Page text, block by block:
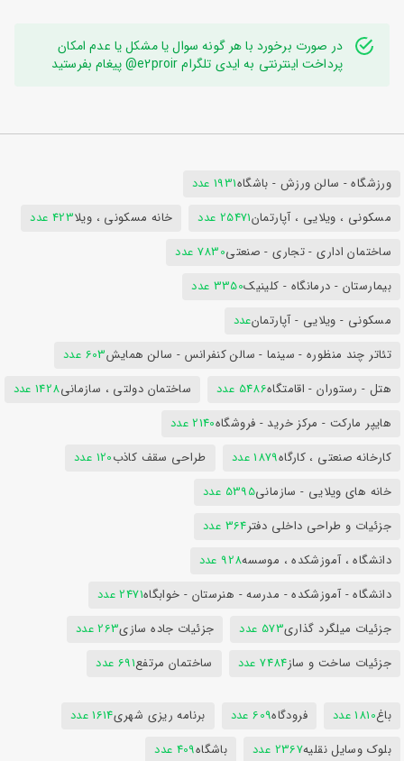
در صورت برخورد با هر گونه سوال یا مشکل یا عدم امکان
پرداخت اینترنتی به ایدی تلگرام e2proir@ پیغام بفرستید
ورزشگاه - سالن ورزش - باشگاه1931 عدد
مسکونی ، ویلایی ، آپارتمان25471 عدد خانه مسکونی ، ویلا423 عدد
ساختمان اداری - تجاری - صنعتی7830 عدد
بیمارستان - درمانگاه - کلینیک3350 عدد
مسکونی - ویلایی - آپارتمانعدد
تئاتر چند منظوره - سینما - سالن کنفرانس - سالن همایش603 عدد
هتل - رستوران - اقامتگاه5486 عدد ساختمان دولتی ، سازمانی1428 عدد
هایپر مارکت - مرکز خرید - فروشگاه2140 عدد
کارخانه صنعتی ، کارگاه1879 عدد طراحی سقف کاذب120 عدد
خانه های ویلایی - سازمانی5395 عدد
جزئیات و طراحی داخلی دفتر364 عدد
دانشگاه ، آموزشکده ، موسسه928 عدد
دانشگاه - آموزشکده - مدرسه - هنرستان - خوابگاه2471 عدد
جزئیات میلگرد گذاری573 عدد جزئیات جاده سازی263 عدد
جزئیات ساخت و ساز7484 عدد ساختمان مرتفع691 عدد
باغ1810 عدد فرودگاه609 عدد برنامه ریزی شهری1614 عدد
بلوک وسایل نقلیه2367 عدد باشگاه409 عدد